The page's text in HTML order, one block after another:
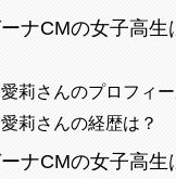
ナCMの女子高生
莉さんのプロフィー
莉さんの経歴は？
ナCMの女子高生